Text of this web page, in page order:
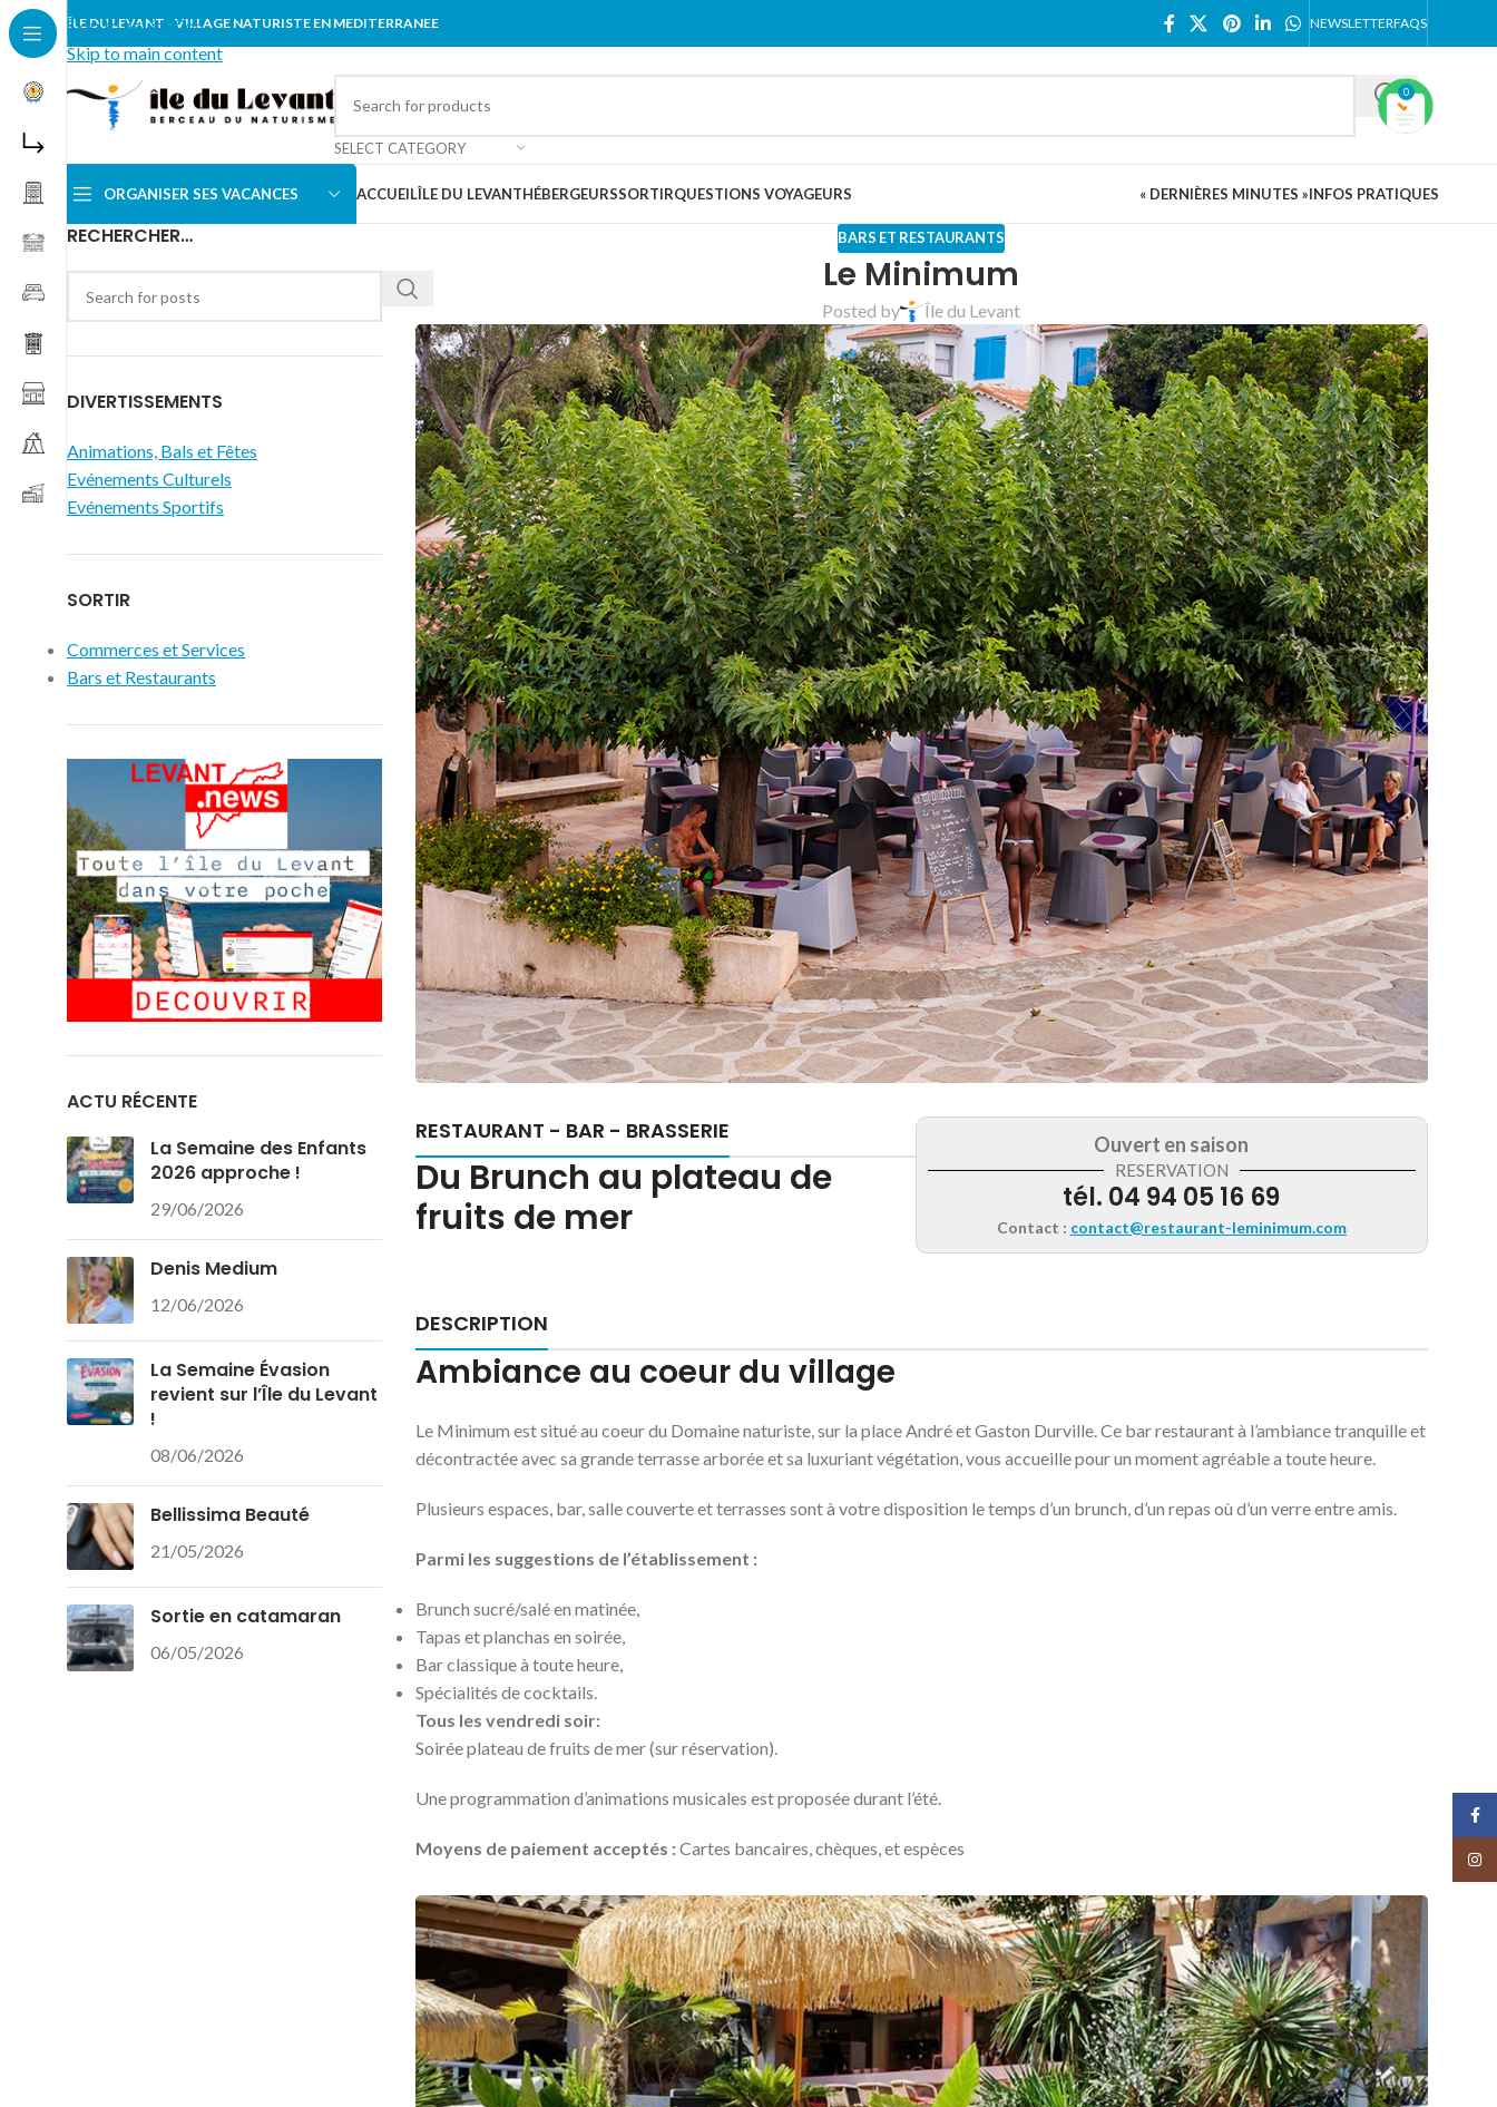
Skip to navigation
Skip to main content
ÎLE DU LEVANT - VILLAGE NATURISTE EN MEDITERRANEE NEWSLETTERFAQS
SELECT CATEGORY
0
ORGANISER SES VACANCES ACCUEILÎLE DU LEVANTHÉBERGEURSSORTIRQUESTIONS VOYAGEURS « DERNIÈRES MINUTES »INFOS PRATIQUES
RECHERCHER…
DIVERTISSEMENTS
Animations, Bals et Fêtes
Evénements Culturels
Evénements Sportifs
SORTIR
Commerces et Services
Bars et Restaurants
ACTU RÉCENTE
La Semaine des Enfants
2026 approche !
29/06/2026
Denis Medium
12/06/2026
La Semaine Évasion
revient sur l’Île du Levant
!
08/06/2026
Bellissima Beauté
21/05/2026
Sortie en catamaran
06/05/2026
BARS ET RESTAURANTS
Le Minimum
Posted by Île du Levant
RESTAURANT - BAR - BRASSERIE
Du Brunch au plateau de
fruits de mer
Ouvert en saison
RESERVATION
tél. 04 94 05 16 69
Contact : contact@restaurant-leminimum.com
DESCRIPTION
Ambiance au coeur du village
Le Minimum est situé au coeur du Domaine naturiste, sur la place André et Gaston Durville. Ce bar restaurant à l’ambiance tranquille et
décontractée avec sa grande terrasse arborée et sa luxuriant végétation, vous accueille pour un moment agréable a toute heure.
Plusieurs espaces, bar, salle couverte et terrasses sont à votre disposition le temps d’un brunch, d’un repas où d’un verre entre amis.
Parmi les suggestions de l’établissement :
Brunch sucré/salé en matinée,
Tapas et planchas en soirée,
Bar classique à toute heure,
Spécialités de cocktails.
Tous les vendredi soir:
Soirée plateau de fruits de mer (sur réservation).
Une programmation d’animations musicales est proposée durant l’été.
Moyens de paiement acceptés :Cartes bancaires, chèques, et espèces